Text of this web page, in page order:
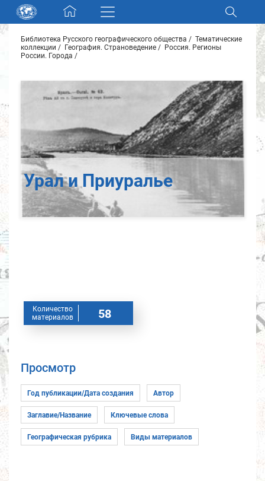
Skip navigation
Разделы и коллекции
Электронный каталог
О нас
Контакты
Найти
Библиотека Русского географического общества
Тематические
коллекции
География. Страноведение
Россия. Регионы
России. Города
Урал и Приуралье
Количество
материалов
58
Просмотр